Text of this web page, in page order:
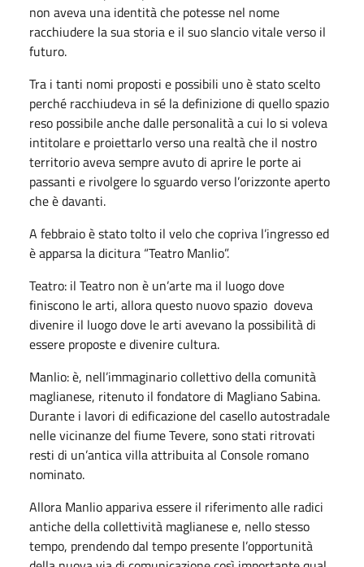
non aveva una identità che potesse nel nome
racchiudere la sua storia e il suo slancio vitale verso il
futuro.
Tra i tanti nomi proposti e possibili uno è stato scelto
perché racchiudeva in sé la definizione di quello spazio
reso possibile anche dalle personalità a cui lo si voleva
intitolare e proiettarlo verso una realtà che il nostro
territorio aveva sempre avuto di aprire le porte ai
passanti e rivolgere lo sguardo verso l’orizzonte aperto
che è davanti.
A febbraio è stato tolto il velo che copriva l’ingresso ed
è apparsa la dicitura “Teatro Manlio”.
Teatro: il Teatro non è un’arte ma il luogo dove
finiscono le arti, allora questo nuovo spazio doveva
divenire il luogo dove le arti avevano la possibilità di
essere proposte e divenire cultura.
Manlio: è, nell’immaginario collettivo della comunità
maglianese, ritenuto il fondatore di Magliano Sabina.
Durante i lavori di edificazione del casello autostradale
nelle vicinanze del fiume Tevere, sono stati ritrovati
resti di un’antica villa attribuita al Console romano
nominato.
Allora Manlio appariva essere il riferimento alle radici
antiche della collettività maglianese e, nello stesso
tempo, prendendo dal tempo presente l’opportunità